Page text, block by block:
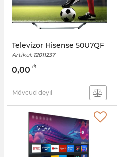
Televizor Hisense 50U7QF
Artikul: 12011237
0,00 ₼
Mövcud deyil